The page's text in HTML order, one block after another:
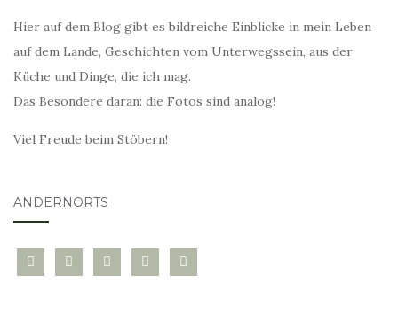
Hier auf dem Blog gibt es bildreiche Einblicke in mein Leben
auf dem Lande, Geschichten vom Unterwegssein, aus der
Küche und Dinge, die ich mag.
Das Besondere daran: die Fotos sind analog!
Viel Freude beim Stöbern!
ANDERNORTS
bloglovininstagramtwitter pinterest
mail